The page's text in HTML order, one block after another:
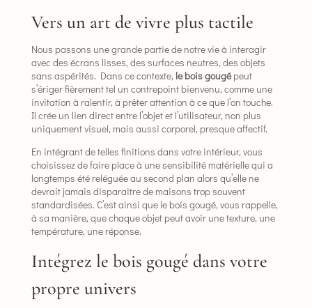
Vers un art de vivre plus tactile
Nous passons une grande partie de notre vie à interagir
avec des écrans lisses, des surfaces neutres, des objets
sans aspérités. Dans ce contexte, le bois gougépeut
s’ériger fièrement tel un contrepoint bienvenu, comme une
invitation à ralentir, à prêter attention à ce que l’on touche.
Il crée un lien direct entre l’objet et l’utilisateur, non plus
uniquement visuel, mais aussi corporel, presque affectif.
En intégrant de telles finitions dans votre intérieur, vous
choisissez de faire place à une sensibilité matérielle qui a
longtemps été reléguée au second plan alors qu’elle ne
devrait jamais disparaitre de maisons trop souvent
standardisées. C’est ainsi que le bois gougé, vous rappelle,
à sa manière, que chaque objet peut avoir une texture, une
température, une réponse.
Intégrez le bois gougé dans votre
propre univers